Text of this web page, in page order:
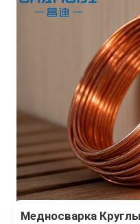
Медносварка